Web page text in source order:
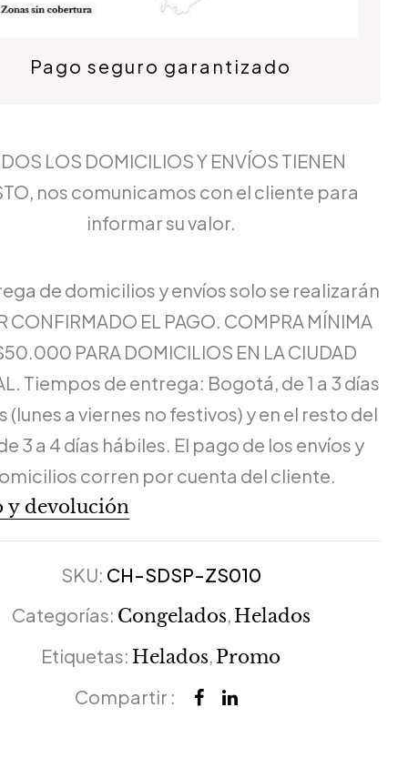
Pago seguro garantizado
LOS DOMICILIOS Y ENVÍOS TIENEN
nos comunicamos con el cliente para
informar su valor.
de domicilios y envíos solo se realizarán
CONFIRMADO EL PAGO. COMPRA MÍNIMA
PARA DOMICILIOS EN LA CIUDAD
Tiempos de entrega: Bogotá, de 1 a 3 días
(lunes a viernes no festivos) y en el resto del
3 a 4 días hábiles. El pago de los envíos y
corren por cuenta del cliente.
y devolución
SKU: CH-SDSP-ZS010
Categorías: Congelados Helados
Etiquetas: Helados Promo
Compartir :